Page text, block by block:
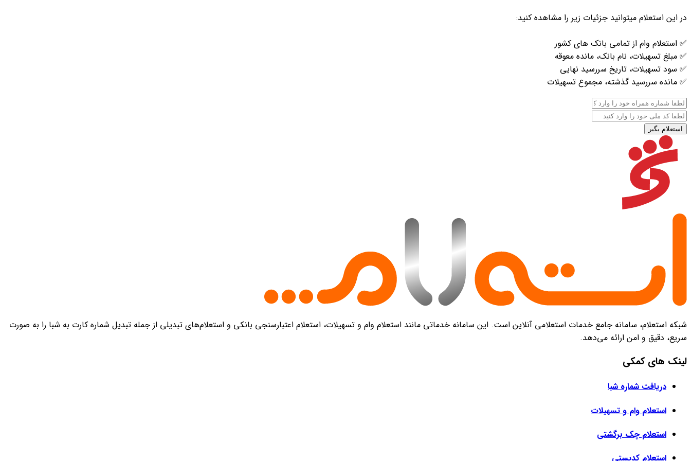
در این استعلام میتوانید جزئیات زیر را مشاهده کنید:
✅ استعلام وام از تمامی بانک های کشور
✅ مبلغ تسهیلات، نام بانک، مانده معوقه
✅ سود تسهیلات، تاریخ سررسید نهایی
✅ مانده سررسید گذشته، مجموع تسهیلات
استعلام بگیر
شبکه استعلام، سامانه جامع خدمات استعلامی آنلاین است. این سامانه خدماتی مانند استعلام وام و تسهیلات، استعلام اعتبارسنجی بانکی و استعلام‌های تبدیلی از جمله تبدیل شماره کارت به شبا را به صورت
سریع، دقیق و امن ارائه می‌دهد.
لینک های کمکی
دریافت شماره شبا
استعلام وام و تسهیلات
استعلام چک برگشتی
استعلام کدپستی